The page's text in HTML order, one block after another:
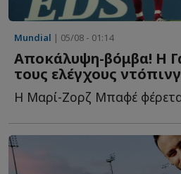
Mundial | 05/08 - 01:14
Αποκάλυψη-βόμβα! Η
τους ελέγχους